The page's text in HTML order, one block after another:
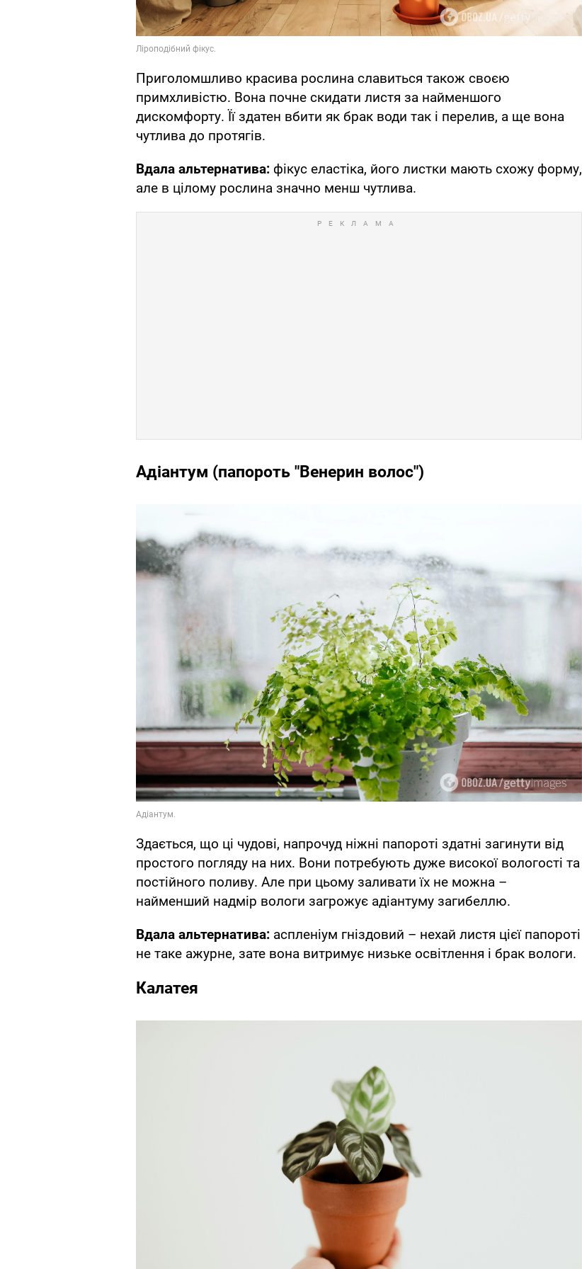
Приголомшливо красива рослина славиться також своєю
примхливістю. Вона почне скидати листя за найменшого
дискомфорту. Її здатен вбити як брак води так і перелив, а ще вона
чутлива до протягів.
Вдала альтернатива: фікус еластіка, його листки мають схожу форму,
але в цілому рослина значно менш чутлива.
Адіантум (папороть "Венерин волос")
Здається, що ці чудові, напрочуд ніжні папороті здатні загинути від
простого погляду на них. Вони потребують дуже високої вологості та
постійного поливу. Але при цьому заливати їх не можна –
найменший надмір вологи загрожує адіантуму загибеллю.
Вдала альтернатива: аспленіум гніздовий – нехай листя цієї папороті
не таке ажурне, зате вона витримує низьке освітлення і брак вологи.
Калатея